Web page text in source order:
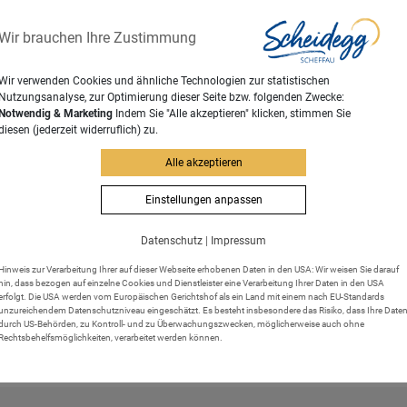
im Regelfall für die Abfallentsorgung zuständig. Die
Abfallwirtschaft Kempten" (ZAK) zusammengeschlossen.
erhalten Sie beim ZAK.
und ausführlicher Art auch im "Abfallratgeber Bayern"
| Standesbeamtin
brauchen Ihre Zustimmung
verwenden Cookies und ähnliche Technologien zur statistischen
Nutzungsanalyse, zur Optimierung dieser Seite bzw. folgenden Zwecke:
Notwendig & Marketing Indem Sie "Alle akzeptieren" klicken, stimmen Sie
(jederzeit widerruflich) zu.
Alle akzeptieren
Einstellungen anpassen
Datenschutz Impressum
zur Verarbeitung Ihrer auf dieser Webseite erhobenen Daten in den USA: Wir weisen Sie darauf
hin, dass bezogen auf einzelne Cookies und Dienstleister eine Verarbeitung Ihrer Daten in den USA
Die USA werden vom Europäischen Gerichtshof als ein Land mit einem nach EU-Standards
Datenschutzniveau eingeschätzt. Es besteht insbesondere das Risiko, dass Ihre Daten
US-Behörden, zu Kontroll- und zu Überwachungszwecken, möglicherweise auch ohne
verarbeitet werden können.